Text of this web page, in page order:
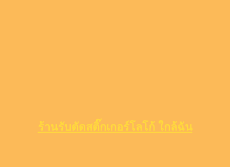
ร้านรับตัดสติ๊กเกอร์โลโก้ ใกล้ฉัน